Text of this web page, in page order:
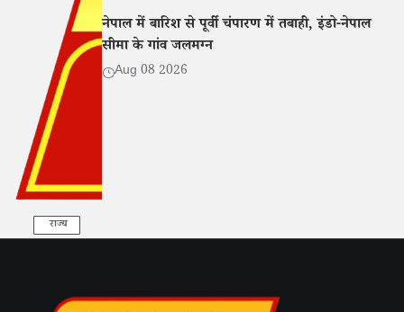
राज्य
नेपाल में बारिश से पूर्वी चंपारण में तबाही, इंडो-नेपाल
सीमा के गांव जलमग्न
Aug 08 2026